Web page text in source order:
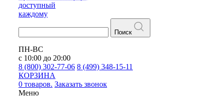
доступный
каждому
Поиск
ПН-ВС
с 10:00 до 20:00
8 (800) 302-77-06 8 (499) 348-15-11
КОРЗИНА
0 товаров. Заказать звонок
Меню